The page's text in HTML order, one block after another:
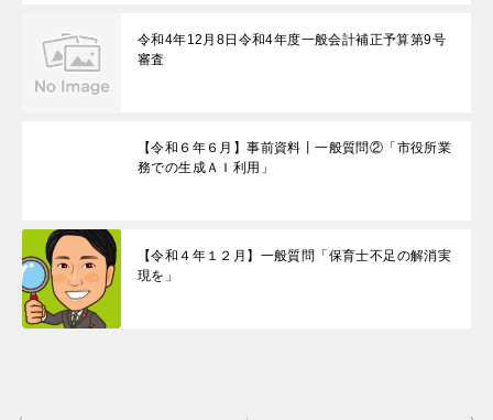
令和4年12月8日令和4年度一般会計補正予算第9号
審査
【令和６年６月】事前資料丨一般質問②「市役所業
務での生成ＡＩ利用」
【令和４年１２月】一般質問「保育士不足の解消実
現を」